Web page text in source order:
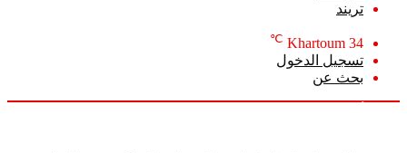
تريند
Khartoum 34
℃
تسجيل الدخول
بحث عن